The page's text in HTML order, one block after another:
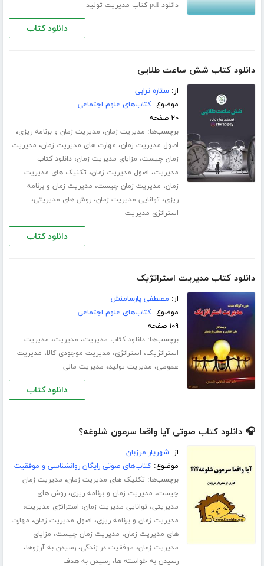
دانلود pdf کتاب مدیریت تولید
دانلود کتاب
دانلود کتاب شش ساعت طلایی
از:ستاره ترابی
موضوع:کتاب‌های علوم اجتماعی
۲۰ صفحه
برچسب‌ها: مدیریت زمان، مدیریت زمان و برنامه ریزی،
اصول مدیریت زمان، مهارت های مدیریت زمان، مدیریت
زمان چیست، مزایای مدیریت زمان،دانلود کتاب
مدیریت، اصول مدیریت زمان، تکنیک های مدیریت
زمان، مدیریت زمان چیست، مدیریت زمان و برنامه
ریزی، توانایی مدیریت زمان،روش های مدیریتی،
استراتژی مدیریت
دانلود کتاب
دانلود کتاب مدیریت استراتژیک
از: مصطفی پارسامنش
موضوع:کتاب‌های علوم اجتماعی
۱۰۹ صفحه
برچسب‌ها:دانلود کتاب مدیریت، مدیریت، مدیریت
استراتژیک، استراتژی، مدیریت موجودی کالا، مدیریت
عمومی، مدیریت تولید، مدیریت مالی
دانلود کتاب
🎧 دانلود کتاب صوتی آیا واقعا سرمون شلوغه؟
از:شهریار مرزبان
موضوع:کتاب‌های صوتی رایگان روانشناسی و موفقیت
برچسب‌ها: تکنیک های مدیریت زمان، مدیریت زمان
چیست، مدیریت زمان و برنامه ریزی،روش های
مدیریتی، توانایی مدیریت زمان، استراتژی مدیریت،
مدیریت زمان و برنامه ریزی، اصول مدیریت زمان، مهارت
های مدیریت زمان، مدیریت زمان چیست، مزایای
مدیریت زمان، موفقیت در زندگی،رسیدن به آرزوها،
رسیدن به خواسته ها،رسیدن به هدف